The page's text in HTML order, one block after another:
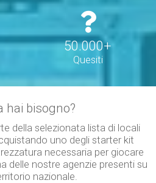
50.000+
Quesiti
hai bisogno?
della selezionata lista di locali
uno degli starter kit
necessaria per giocare
delle nostre agenzie presenti su
nazionale.